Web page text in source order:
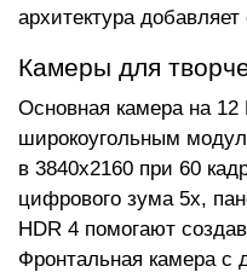
архитектура добавляет
Камеры для
Основная камера на
широкоугольным
в 3840x2160 при 60
цифрового зума 5x,
HDR 4 помогают
Фронтальная камера с